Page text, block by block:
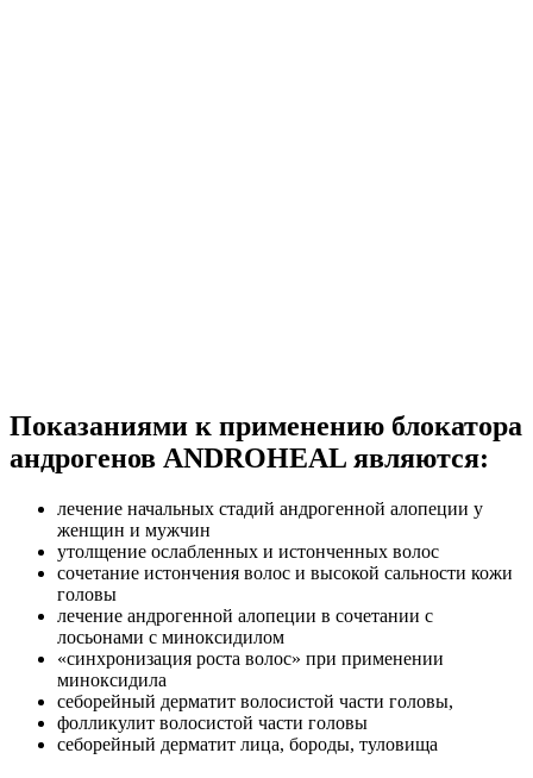
Показаниями к применению блокатора
андрогенов ANDROHEAL являются:
лечение начальных стадий андрогенной алопеции у
женщин и мужчин
утолщение ослабленных и истонченных волос
сочетание истончения волос и высокой сальности кожи
головы
лечение андрогенной алопеции в сочетании с
лосьонами с миноксидилом
«синхронизация роста волос» при применении
миноксидила
себорейный дерматит волосистой части головы,
фолликулит волосистой части головы
себорейный дерматит лица, бороды, туловища